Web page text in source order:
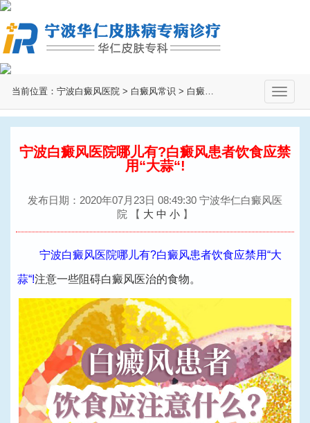
当前位置： 宁波白癜风医院 > 白癜风常识 > 白癜风治疗
切
换
宁波白癜风医院哪儿有?白癜风患者饮食应禁
用“大蒜“!
发布日期：2020年07月23日 08:49:30 宁波华仁白癜风医
院
【 大 中 小 】
宁波白癜风医院哪儿有?白癜风患者饮食应禁用“大
蒜“!注意一些阻碍白癜风医治的食物。